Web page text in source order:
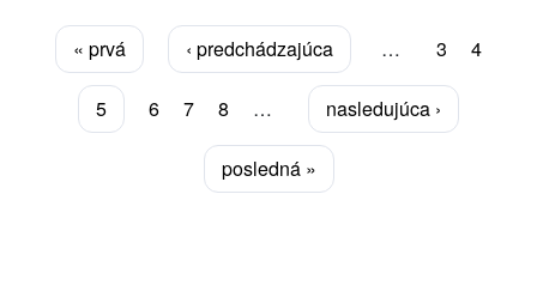
Stránkovanie
Prvá
strana
« prvá
Predchádzajúca
strana
‹ predchádzajúca … Page
3 Page
4
Aktuálna
stránka
5 Page
6 Page
7 Page
8 …
Ďalšia
strana
nasledujúca ›
Posledná
strana
posledná »